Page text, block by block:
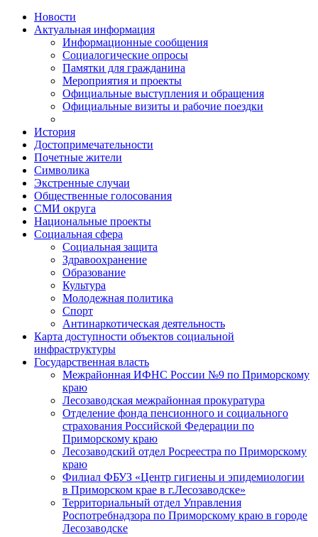
Новости
Актуальная информация
Информационные сообщения
Социалогические опросы
Памятки для гражданина
Мероприятия и проекты
Официальные выступления и обращения
Официальные визиты и рабочие поездки
История
Достопримечательности
Почетные жители
Символика
Экстренные случаи
Общественные голосования
СМИ округа
Национальные проекты
Социальная сфера
Социальная защита
Здравоохранение
Образование
Культура
Молодежная политика
Спорт
Антинаркотическая деятельность
Карта доступности объектов социальной
инфраструктуры
Государственная власть
Межрайонная ИФНС России №9 по Приморскому
краю
Лесозаводская межрайонная прокуратура
Отделение фонда пенсионного и социального
страхования Российской Федерации по
Приморскому краю
Лесозаводский отдел Росреестра по Приморскому
краю
Филиал ФБУЗ «Центр гигиены и эпидемиологии
в Приморском крае в г.Лесозаводске»
Территориальный отдел Управления
Роспотребнадзора по Приморскому краю в городе
Лесозаводске